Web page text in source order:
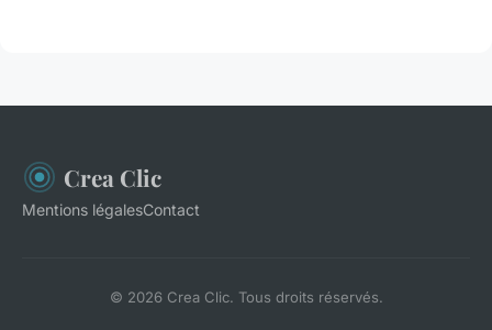
Crea Clic
Mentions légalesContact
© 2026 Crea Clic. Tous droits réservés.